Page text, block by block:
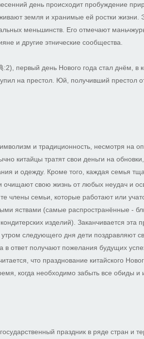
день происходит пробуждение
земля и хранимые ей ростки жизни.
меньшинств. Его отмечают
и другие этнические сообщества.
первый день Нового года стал днём, в
на престол. Юй, получивший престол
и традиционность, несмотря на
китайцы тратят свои деньги на
и одежду. Кроме того, каждая семья
очищают свою жизнь от любых неудач и
члены семьи, которые работают или
яствами (самые распространённые -
изделий). Заканчивается эта
следующего дня дети поздравляют
в ответ получают пожелания будущих
что празднование китайского
когда необходимо забыть все обиды и
праздник в ряде стран и